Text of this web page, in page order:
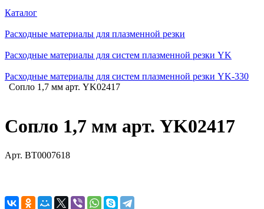
Каталог
Расходные материалы для плазменной резки
Расходные материалы для систем плазменной резки YK
Расходные материалы для систем плазменной резки YK-330
Сопло 1,7 мм арт. YK02417
Сопло 1,7 мм арт. YK02417
Арт. BT0007618